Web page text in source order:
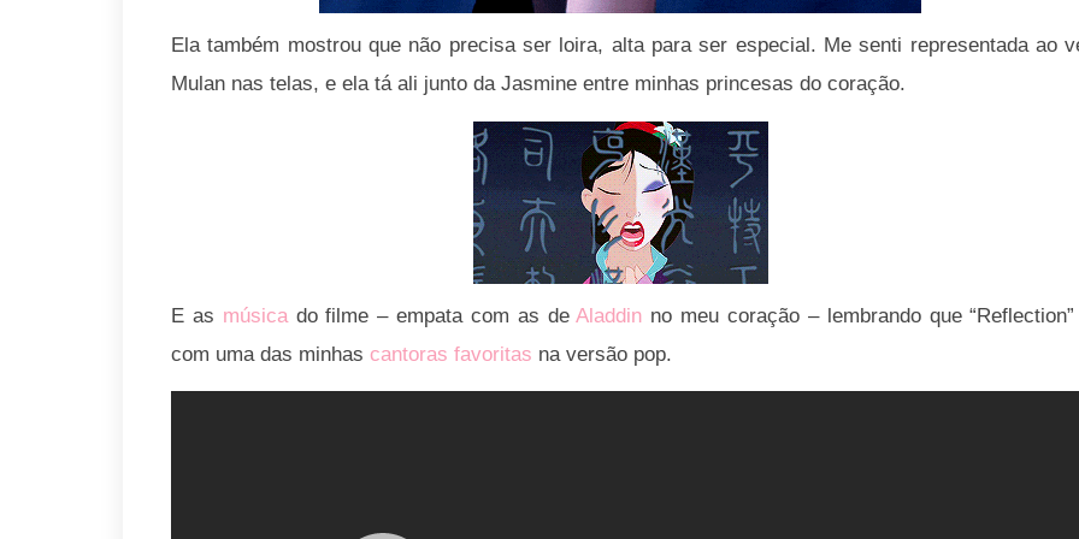
Ela também mostrou que não precisa ser loira, alta para ser especial. Me senti representada ao
Mulan nas telas, e ela tá ali junto da Jasmine entre minhas princesas do coração.
E as músicado filme – empata com as deAladdin no meu coração – lembrando que
com uma das minhas cantoras favoritas na versão pop.